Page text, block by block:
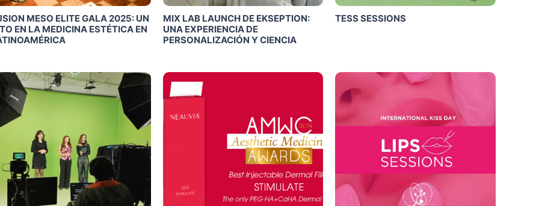
MESO ELITE GALA 2025: UN
EN LA MEDICINA ESTÉTICA EN
MIX LAB LAUNCH DE EKSEPTION:
UNA EXPERIENCIA DE
PERSONALIZACIÓN Y CIENCIA
TESS SESSIONS
Click Me Click Me Click Me